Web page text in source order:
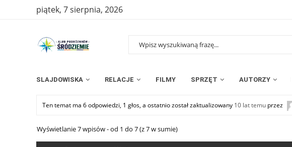
piątek, 7 sierpnia, 2026
SLAJDOWISKA RELACJE FILMY SPRZĘT AUTORZY
Ten temat ma 6 odpowiedzi, 1 głos, a ostatnio został zaktualizowany 10 lat temu przez
Wyświetlanie 7 wpisów - od 1 do 7 (z 7 w sumie)